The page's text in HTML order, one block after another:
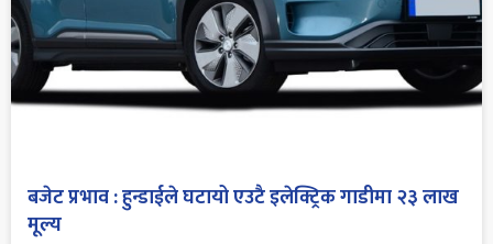
बजेट प्रभाव : हुन्डाईले घटायो एउटै इलेक्ट्रिक गाडीमा २३ लाख
मूल्य